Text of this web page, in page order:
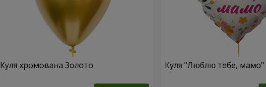
Куля хромована Золото Куля "Люблю тебе, мамо"